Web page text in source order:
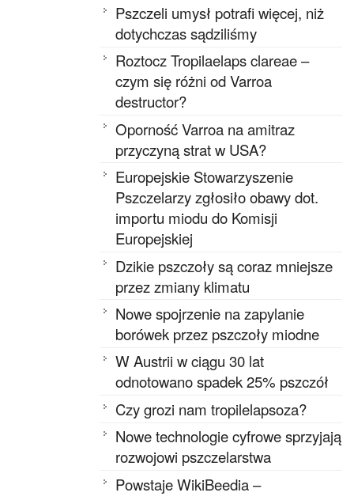
Pszczeli umysł potrafi więcej, niż
dotychczas sądziliśmy
Roztocz Tropilaelaps clareae –
czym się różni od Varroa
destructor?
Oporność Varroa na amitraz
przyczyną strat w USA?
Europejskie Stowarzyszenie
Pszczelarzy zgłosiło obawy dot.
importu miodu do Komisji
Europejskiej
Dzikie pszczoły są coraz mniejsze
przez zmiany klimatu
Nowe spojrzenie na zapylanie
borówek przez pszczoły miodne
W Austrii w ciągu 30 lat
odnotowano spadek 25% pszczół
Czy grozi nam tropilelapsoza?
Nowe technologie cyfrowe sprzyjają
rozwojowi pszczelarstwa
Powstaje WikiBeedia –